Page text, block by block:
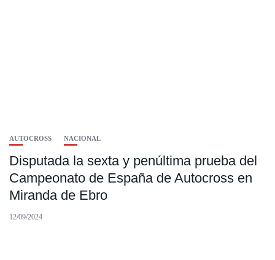
AUTOCROSS NACIONAL
Disputada la sexta y penúltima prueba del
Campeonato de España de Autocross en
Miranda de Ebro
12/09/2024